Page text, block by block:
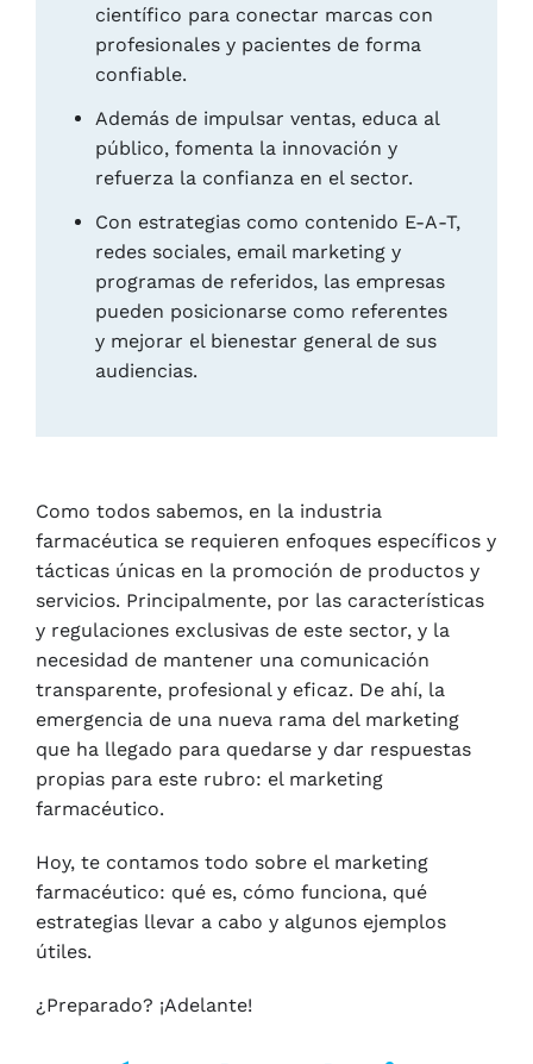
científico para conectar marcas con
profesionales y pacientes de forma
confiable.
Además de impulsar ventas, educa al
público, fomenta la innovación y
refuerza la confianza en el sector.
Con estrategias como contenido E-A-T,
redes sociales, email marketing y
programas de referidos, las empresas
pueden posicionarse como referentes
y mejorar el bienestar general de sus
audiencias.
Como todos sabemos, en la industria
farmacéutica se requieren enfoques específicos y
tácticas únicas en la promoción de productos y
servicios. Principalmente, por las características
y regulaciones exclusivas de este sector, y la
necesidad de mantener una comunicación
transparente, profesional y eficaz. De ahí, la
emergencia de una nueva rama del marketing
que ha llegado para quedarse y dar respuestas
propias para este rubro: el marketing
farmacéutico.
Hoy, te contamos todo sobre el marketing
farmacéutico: qué es, cómo funciona, qué
estrategias llevar a cabo y algunos ejemplos
útiles.
¿Preparado? ¡Adelante!